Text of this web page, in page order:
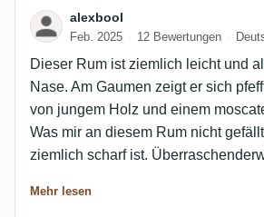
Bewertung von alexbool
alexbool
Feb. 2025 12 Bewertungen
Dieser Rum ist ziemlich leicht und
Nase. Am Gaumen zeigt er sich
von jungem Holz und einem
Was mir an diesem Rum nicht
ziemlich scharf ist.
Mehr lesen